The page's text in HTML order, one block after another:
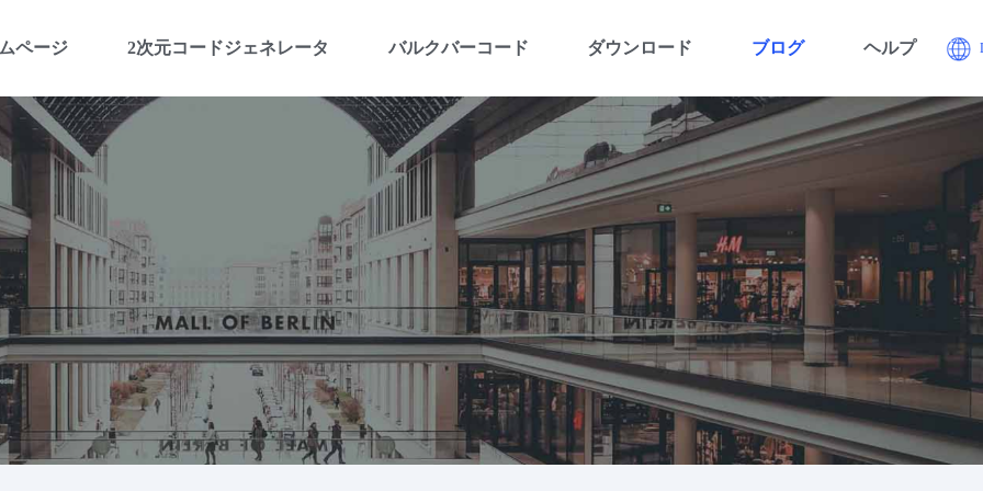
ページ 2次元コードジェネレータ バルクバーコード ダウンロード ブログ ヘルプ